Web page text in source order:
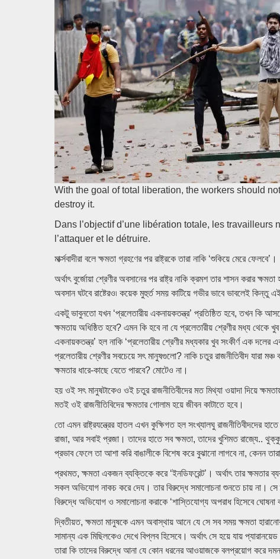
With the goal of total liberation, the workers should
destroy it.
Dans l’objectif d’une libération totale, les travailleurs
l’attaquer et le détruire.
মার্ক্সবাদীরা বলে ক্ষমতা গ্রহণের পর রাষ্ট্রকে তারা নাকি ‘শুকিয়ে মেরে ফেলবে’।
অর্থাৎ বুর্জোয়া শ্রেণীর অবসানের পর রাষ্ট্র নাকি ক্রমশ তার শাসন করার
অবসান ঘটবে রাষ্টেরও৷ কয়েক মুহুর্ত সময় কাটিয়ে গভীর ভাবে ভাবলেই কিন্তু
একটু ভাবুনতো যখন ‘প্রলেতারীয় একনায়কতন্ত্র’ প্রতিষ্ঠিত হবে, তখন কি
ক্ষমতায় অধিষ্ঠিত হবে? এমন কি হবে না যে প্রলেতারীয় শ্রেণীর মধ্য থেকে
একনায়কতন্ত্র’ হল নাকি ‘প্রলেতারীয় শ্রেণীর মধ্যকার খুব সংকীর্ণ এক
প্রলেতারীয় শ্রেণীর সবচেয়ে সৎ মানুষগুলো? নাকি চতুর রাজনীতিবীদ যারা
ক্ষমতার ধারে-কাছে যেতে পারবে? মোটেও না।
হয় ওই সৎ মানুষটাকেও ওই চতুর রাজনীতিবীদের মত মিথ্যা ওয়াদা দিয়ে
মতই ওই রাজনীতিবিদের ক্ষমতার গোলাম হয়ে জীবন কাটাতে হবে।
তো এমন রাষ্ট্রযন্ত্রের হাতল এখন কুক্ষিগত হল সংখ্যালঘু রাজনীতিবীদদের
রাজা, আর সবাই প্রজা। তাদের হাতে সব ক্ষমতা, তাদের খুশিমত রাজ্যে..
প্রভাব ফেলে তা আশা করি বাঙালীকে বিশেষ করে বুঝানো লাগবে না, কেনন
প্রথমত, ক্ষমতা একজন ব্যক্তিকে করে ‘ইনডিফরেন্ট’। অর্থাৎ তার ক্ষমতার
সকল অভিযোগ নাকচ করে দেয। তার বিরুদ্ধে সমালোচনা শুনতে চায় না। সে
বিরুদ্ধে অভিযোগ ও সমালোচনা করাকে ‘শাস্তিযোগ্য অপরাধ হিসেবে ঘোষনা
দ্বিতীয়ত, ক্ষমতা মানুষকে এমন অবাস্থায় আনে যে সে সব সময় ক্ষমতা
সামান্য এক মিছিলকেও দেখে বিপ্লব হিসেবে। অর্থাৎ সে হয়ে যায়
তারা কি তাদের বিরুদ্ধে আনা যে কোন ধরনের আওয়াজকে বলপ্রয়োগ করে দমন